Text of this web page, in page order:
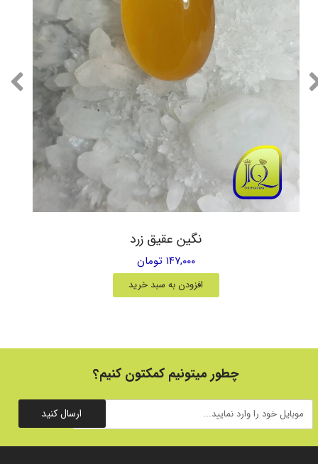
نگین عقیق زرد
۱۴۷,۰۰۰ تومان
افزودن به سبد خرید
چطور میتونیم کمکتون کنیم؟
ارسال کنید